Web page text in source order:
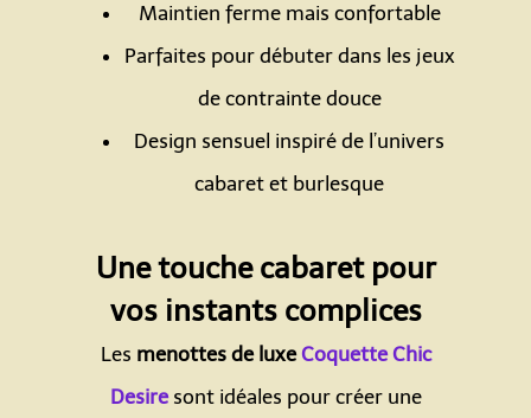
Maintien ferme mais confortable
Parfaites pour débuter dans les jeux
de contrainte douce
Design sensuel inspiré de l’univers
cabaret et burlesque
Une touche cabaret pour
vos instants complices
Les menottes de luxeCoquette Chic
Desiresont idéales pour créer une